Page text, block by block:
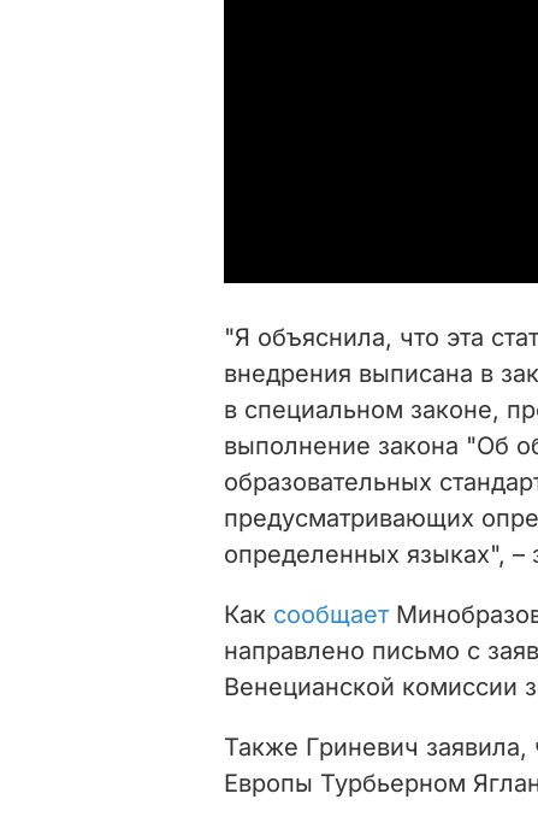
"Я объяснила, что эта
внедрения выписана в
в специальном законе,
выполнение закона "Об
образовательных
предусматривающих
определенных языках", –
Как сообщает
направлено письмо с
Венецианской комиссии
Также Гриневич заявила,
Европы Турбьерном